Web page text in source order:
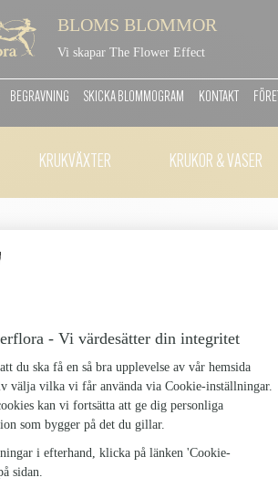
BLOMS BLOMMOR
Vi skapar The Flower Effect
BEGRAVNING SKICKA BLOMMOGRAM KONTAKT
KRUKVÄXTER KRUKOR & VASER
Fint te
Antal